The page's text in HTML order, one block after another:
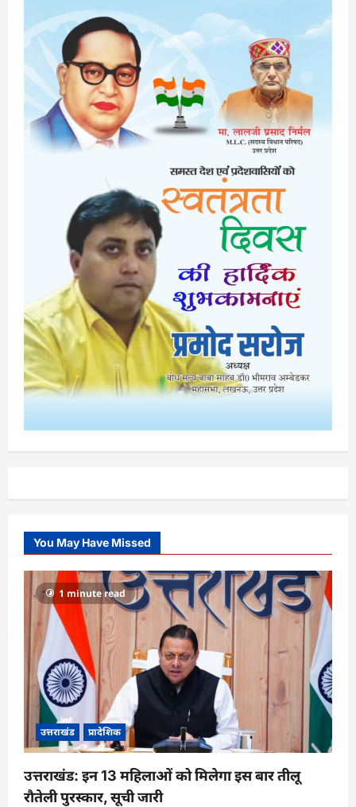
You May Have Missed
1 minute read
उत्तराखंड प्रादेशिक
उत्तराखंड: इन 13 महिलाओं को मिलेगा इस बार तीलू
रौतेली पुरस्कार, सूची जारी